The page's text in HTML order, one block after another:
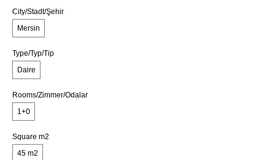
City/Stadt/Şehir
Mersin
Type/Typ/Tip
Daire
Rooms/Zimmer/Odalar
1+0
Square m2
45 m2